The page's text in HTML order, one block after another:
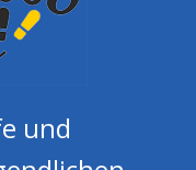
und